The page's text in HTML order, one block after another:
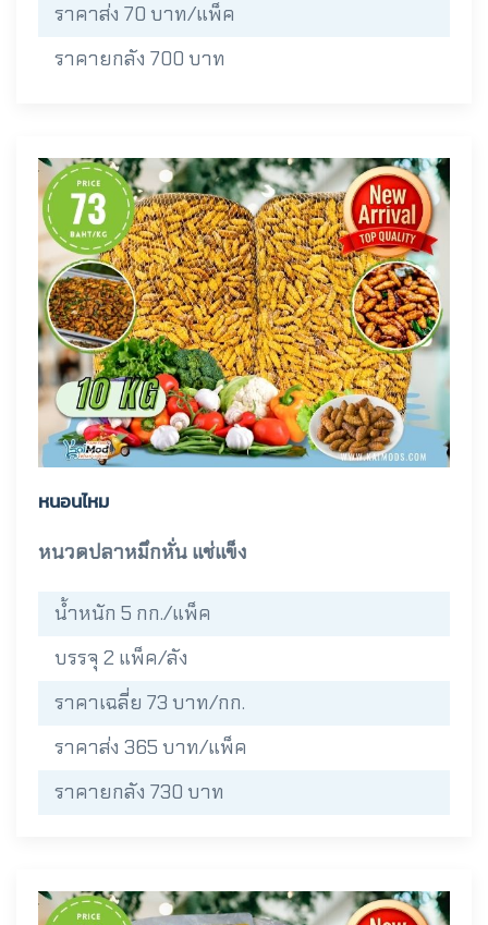
ราคาส่ง 70 บาท/แพ็ค
ราคายกลัง 700 บาท
หนอนไหม
หนวดปลาหมึกหั่น แช่แข็ง
น้ำหนัก 5 กก./แพ็ค
บรรจุ 2 แพ็ค/ลัง
ราคาเฉลี่ย 73 บาท/กก.
ราคาส่ง 365 บาท/แพ็ค
ราคายกลัง 730 บาท